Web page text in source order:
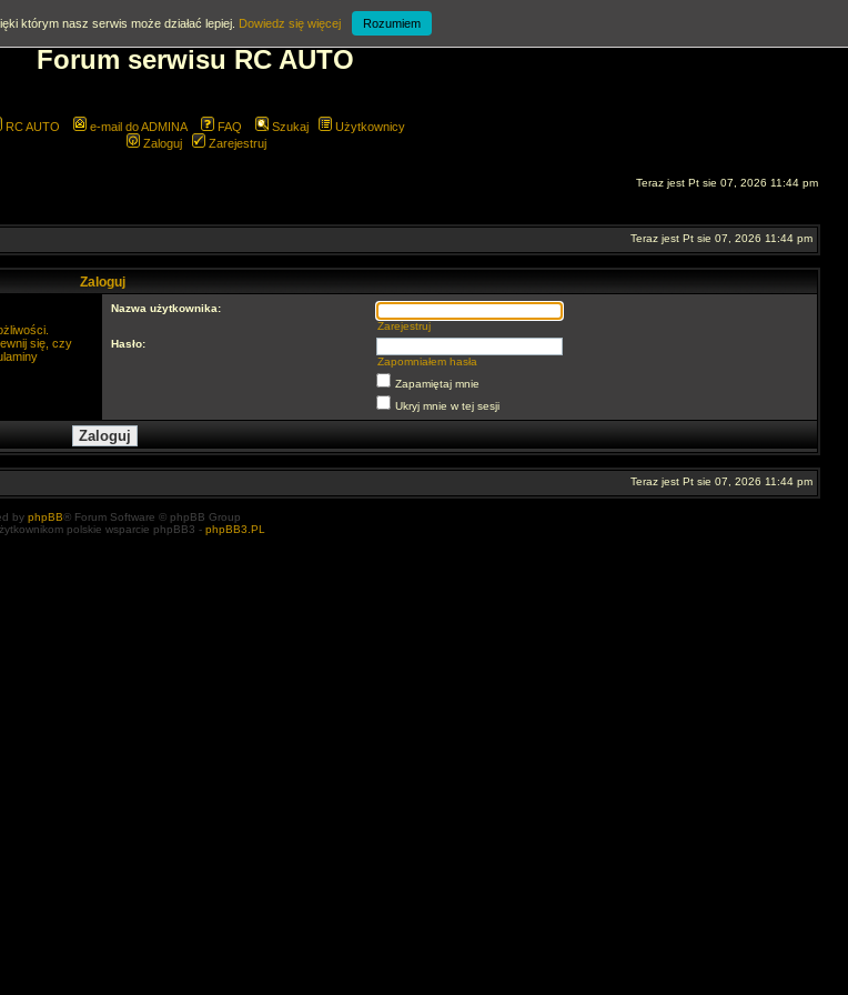
Forum serwisu RC AUTO
RC AUTO e-mail do ADMINA FAQ Szukaj
Użytkownicy
Zaloguj
Zarejestruj
Teraz jest Pt sie 07, 2026 11:44 pm
Teraz jest Pt sie 07, 2026 11:44 pm
Zaloguj
się, czy
Nazwa użytkownika:
Zarejestruj
Hasło:
Zapomniałem hasła
Zapamiętaj mnie
Ukryj mnie w tej sesji
Teraz jest Pt sie 07, 2026 11:44 pm
by phpBB® Forum Software © phpBB Group
polskie wsparcie phpBB3 - phpBB3.PL
którym nasz serwis może działać lepiej. Dowiedz się więcej Rozumiem